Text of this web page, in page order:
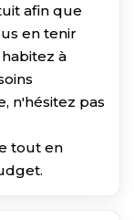
afin que
en tenir
à
n'hésitez pas
tout en